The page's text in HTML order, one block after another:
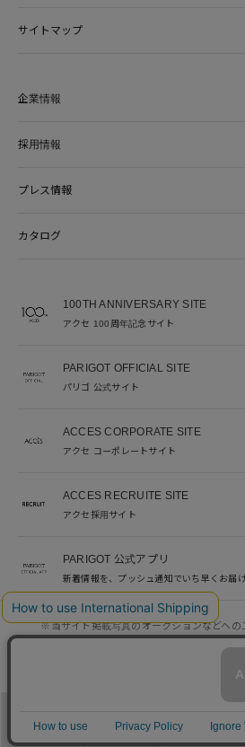
ブランド
サイトマップ
企業情報
採用情報
プレス情報
カタログ
100TH ANNIVERSARY SITE
アクセ 100周年記念サイト
PARIGOT OFFICIAL SITE
パリゴ 公式サイト
ACCES CORPORATE SITE
アクセ コーポレートサイト
ACCES RECRUITE SITE
アクセ採用サイト
PARIGOT 公式アプリ
新着情報を、プッシュ通知でいち早くお届け
※当サイト掲載写真のオークションなどへの